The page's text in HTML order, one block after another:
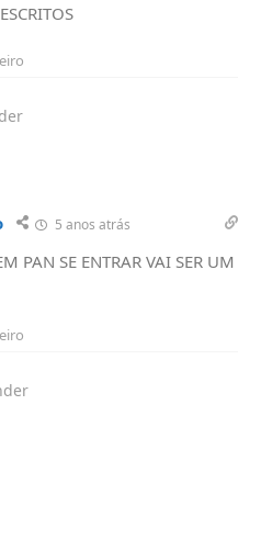
5 anos atrás
PAN SE ENTRAR VAI SER UM